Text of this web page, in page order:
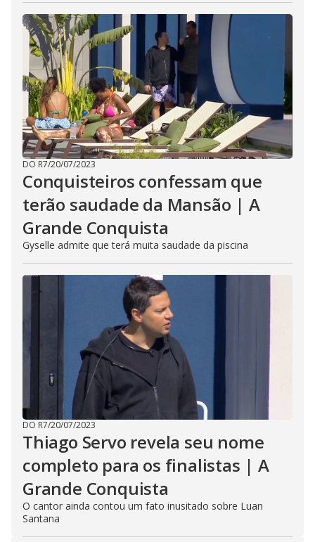
DO R7/20/07/2023
Conquisteiros confessam que
terão saudade da Mansão | A
Grande Conquista
Gyselle admite que terá muita saudade da piscina
DO R7/20/07/2023
Thiago Servo revela seu nome
completo para os finalistas | A
Grande Conquista
O cantor ainda contou um fato inusitado sobre Luan
Santana